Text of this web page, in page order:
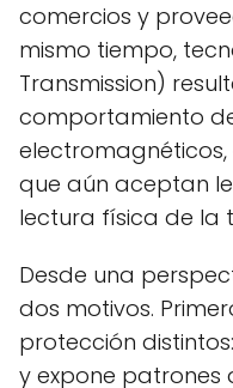
comercios y
mismo tiempo,
Transmission)
comportamiento
que aún aceptan
lectura física de la
Desde una
dos motivos.
protección
y expone patrones